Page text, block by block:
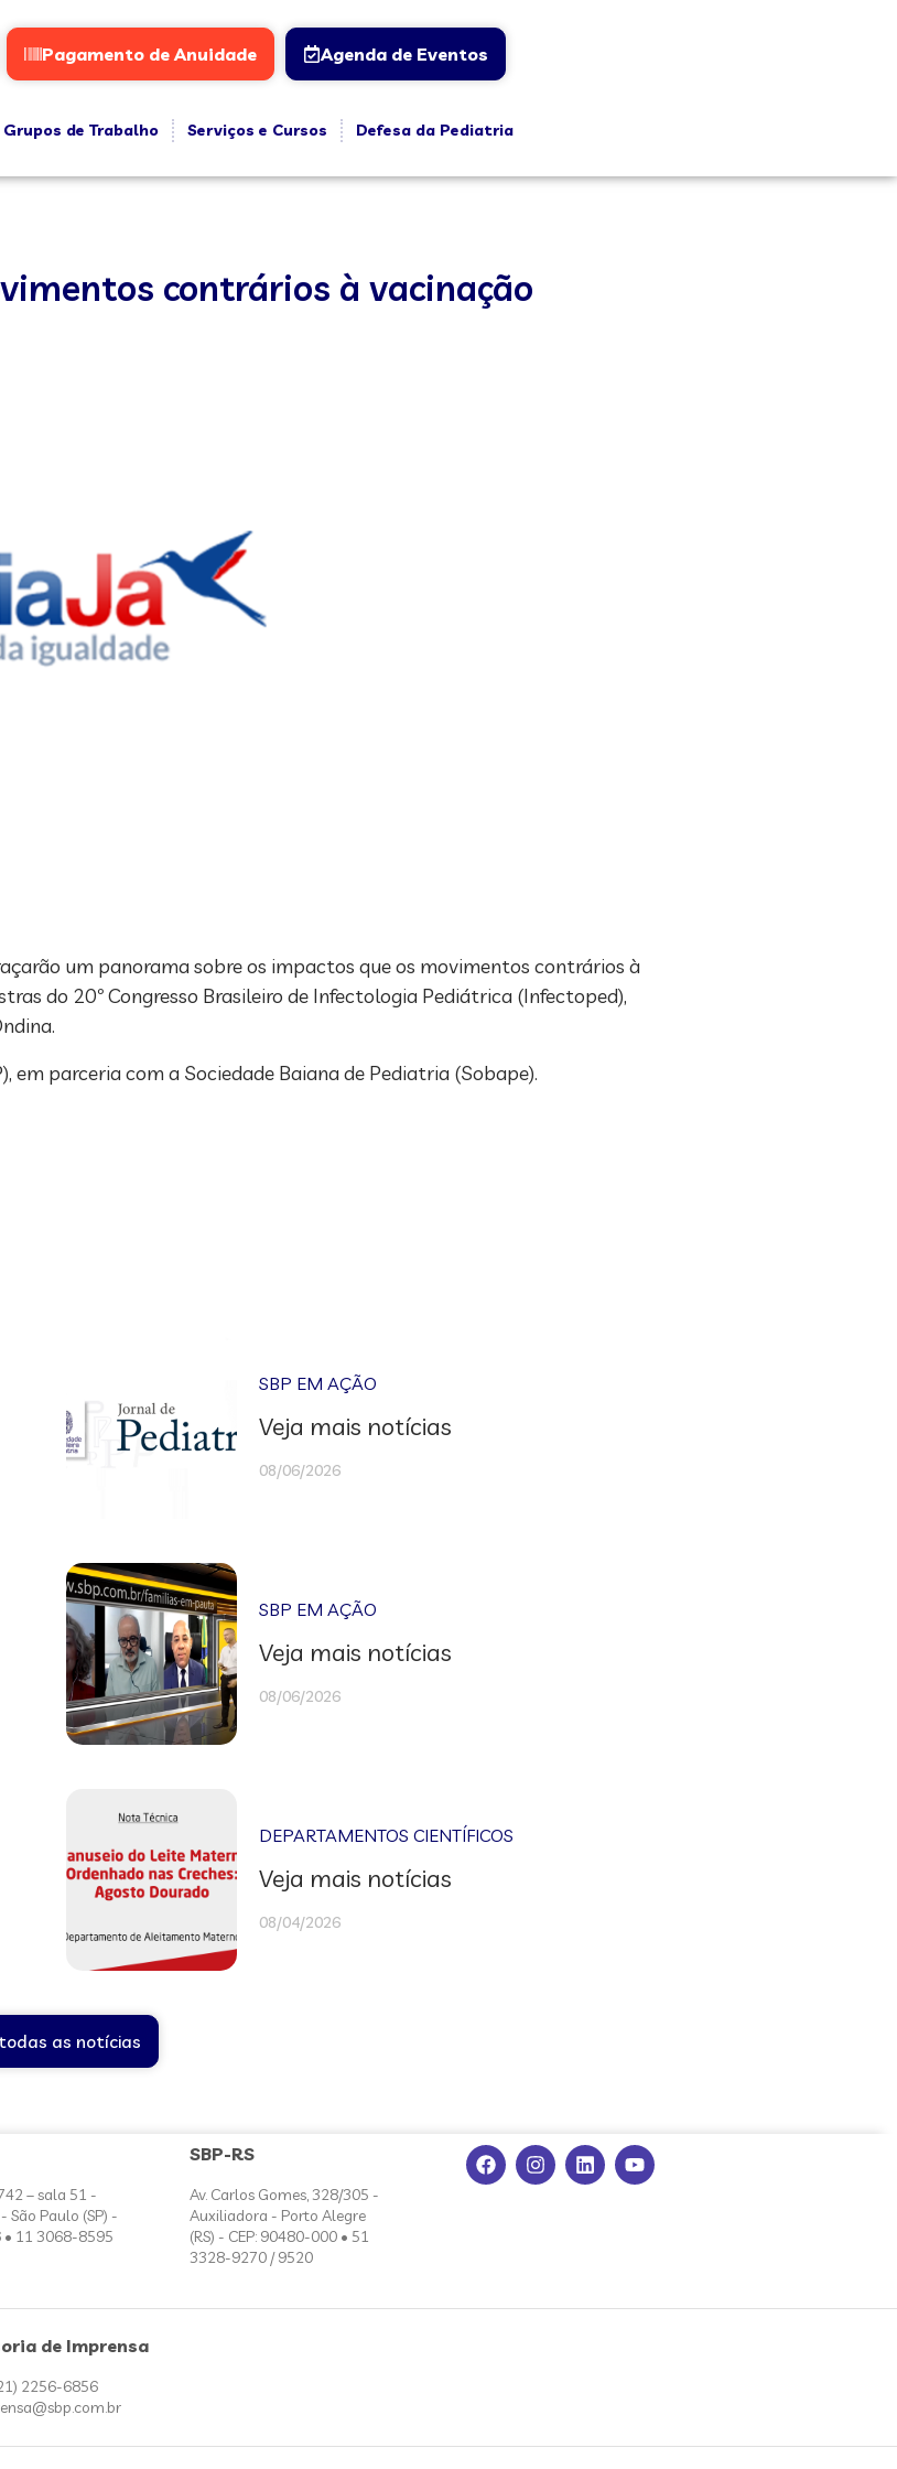
Pagamento de Anuidade Agenda de Eventos
Grupos de Trabalho Serviços e Cursos
Defesa da Pediatria
contrários à vacinação
um panorama sobre os impactos que os movimentos contrários à
do 20º Congresso Brasileiro de Infectologia Pediátrica (Infectoped),
em parceria com a Sociedade Baiana de Pediatria (Sobape).
SBP EM AÇÃO
Veja mais notícias
08/06/2026
SBP EM AÇÃO
Veja mais notícias
08/06/2026
DEPARTAMENTOS CIENTÍFICOS
Veja mais notícias
08/04/2026
as notícias
– sala 51 -
São Paulo (SP) -
• 11 3068-8595
SBP-RS
Av. Carlos Gomes, 328/305 -
Auxiliadora - Porto Alegre
(RS) - CEP: 90480-000 • 51
3328-9270 / 9520
de Imprensa
2256-6856